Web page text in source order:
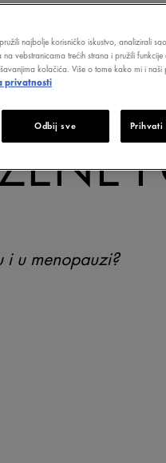
i u menopauzi?
najbolje korisničko iskustvo, analizirali
vebstranicama trećih strana i pružili funkcije
kolačića. Više o tome kako mi i naši
privatnosti
Odbij sve Prihvati